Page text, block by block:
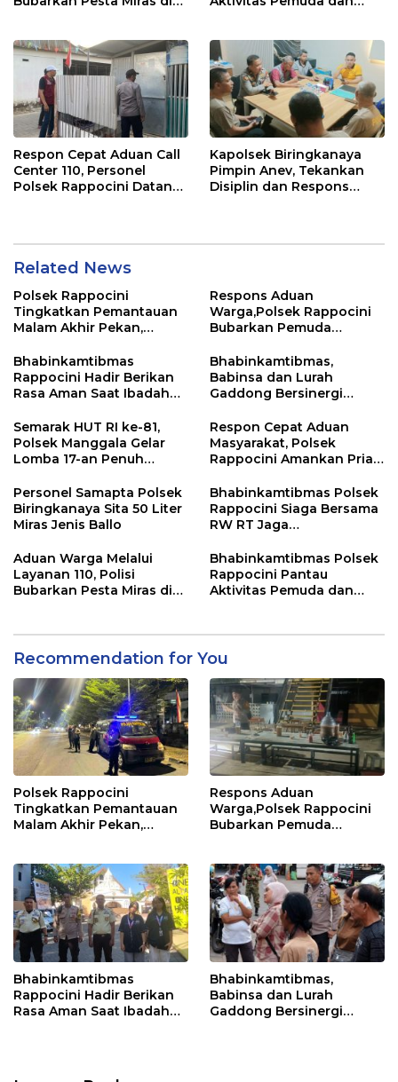
Respon Cepat Aduan Call
Center 110, Personel
Polsek Rappocini Datangi
Kapolsek Biringkanaya
Pimpin Anev, Tekankan
Disiplin dan Respons
Related News
Polsek Rappocini
Tingkatkan Pemantauan
Malam Akhir Pekan,
dan Balapan Liar
Respons Aduan
Warga,Polsek Rappocini
Bubarkan Pemuda
Bhabinkamtibmas
Rappocini Hadir Berikan
Rasa Aman Saat Ibadah
Bhabinkamtibmas,
Babinsa dan Lurah
Gaddong Bersinergi
Pendapat Warga
Semarak HUT RI ke-81,
Polsek Manggala Gelar
Lomba 17-an Penuh
Respon Cepat Aduan
Masyarakat, Polsek
Rappocini Amankan Pria
Keributan
Personel Samapta Polsek
Biringkanaya Sita 50 Liter
Miras Jenis Ballo
Bhabinkamtibmas Polsek
Rappocini Siaga Bersama
RW RT Jaga
Aduan Warga Melalui
Layanan 110, Polisi
Bubarkan Pesta Miras di
Bhabinkamtibmas Polsek
Rappocini Pantau
Aktivitas Pemuda dan
Recommendation for You
Polsek Rappocini
Tingkatkan Pemantauan
Malam Akhir Pekan,
Respons Aduan
Warga,Polsek Rappocini
Bubarkan Pemuda
Bhabinkamtibmas
Rappocini Hadir Berikan
Rasa Aman Saat Ibadah
Bhabinkamtibmas,
Babinsa dan Lurah
Gaddong Bersinergi